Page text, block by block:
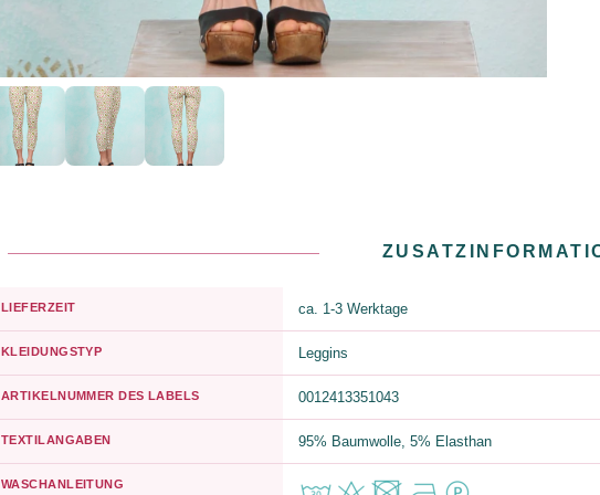
LIEFERZEIT ca. 1-3 Werktage
KLEIDUNGSTYP Leggins
ARTIKELNUMMER DES LABELS 0012413351043
TEXTILANGABEN 95% Baumwolle, 5% Elasthan
WASCHANLEITUNG